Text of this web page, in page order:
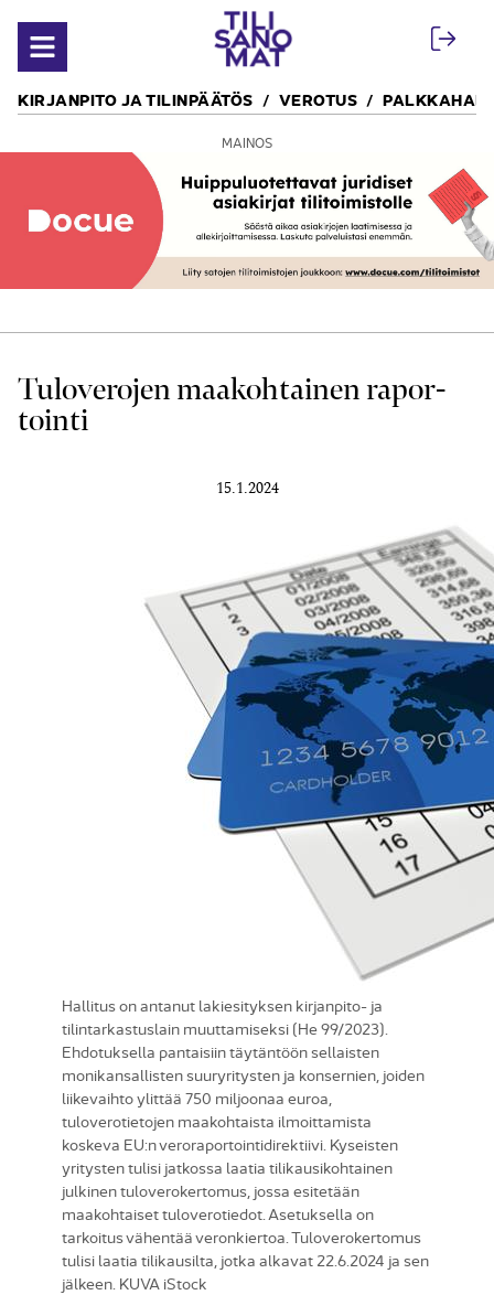
Avaa valikko
KIRJANPITO JA TILINPÄÄTÖS VEROTUS
MAINOS
Tulo­verojen maa­kohtainen rapor­
tointi
15.1.2024
Hallitus on antanut lakiesityksen kirjanpito- ja
tilintarkastuslain muuttamiseksi (He 99/2023).
Ehdotuksella pantaisiin täytäntöön sellaisten
monikansallisten suuryritysten ja konsernien, joiden
liikevaihto ylittää 750 miljoonaa euroa,
tuloverotietojen maakohtaista ilmoittamista
koskeva EU:n veroraportointidirektiivi. Kyseisten
yritysten tulisi jatkossa laatia tilikausikohtainen
julkinen tuloverokertomus, jossa esitetään
maakohtaiset tuloverotiedot. Asetuksella on
tarkoitus vähentää veronkiertoa. Tuloverokertomus
tulisi laatia tilikausilta, jotka alkavat 22.6.2024 ja sen
jälkeen. KUVA iStock